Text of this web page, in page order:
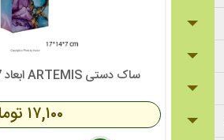
ساک دستی ARTEMIS ابعاد 17x14x7 سانتیمتر
۱۷,۱۰۰ تومان